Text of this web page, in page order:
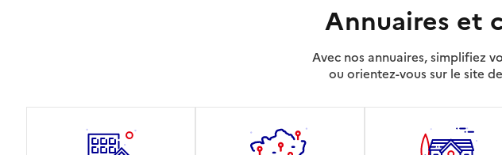
Annuaires et
Avec nos annuaires, simplifiez
ou orientez-vous sur le site